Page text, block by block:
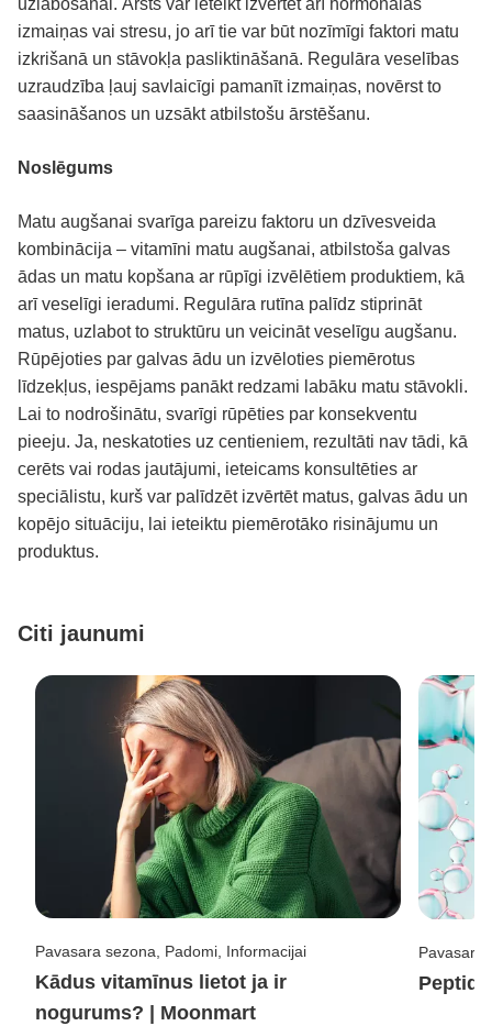
izmaiņas vai stresu, jo arī tie var būt nozīmīgi faktori matu
izkrišanā un stāvokļa pasliktināšanā. Regulāra veselības
uzraudzība ļauj savlaicīgi pamanīt izmaiņas, novērst to
saasināšanos un uzsākt atbilstošu ārstēšanu.
Noslēgums
Matu augšanai svarīga pareizu faktoru un dzīvesveida
kombinācija – vitamīni matu augšanai, atbilstoša galvas
ādas un matu kopšana ar rūpīgi izvēlētiem produktiem, kā
arī veselīgi ieradumi. Regulāra rutīna palīdz stiprināt
matus, uzlabot to struktūru un veicināt veselīgu augšanu.
Rūpējoties par galvas ādu un izvēloties piemērotus
līdzekļus, iespējams panākt redzami labāku matu stāvokli.
Lai to nodrošinātu, svarīgi rūpēties par konsekventu
pieeju. Ja, neskatoties uz centieniem, rezultāti nav tādi, kā
cerēts vai rodas jautājumi, ieteicams konsultēties ar
speciālistu, kurš var palīdzēt izvērtēt matus, galvas ādu un
kopējo situāciju, lai ieteiktu piemērotāko risinājumu un
produktus.
Citi jaunumi
Pavasara sezona, Padomi, Informacijai
Kādus vitamīnus lietot ja ir
nogurums? | Moonmart
Pavasara
Peptidi